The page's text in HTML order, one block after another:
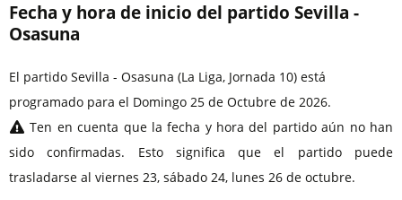
Fecha y hora de inicio del partido Sevilla -
Osasuna
El partido Sevilla - Osasuna (La Liga, Jornada 10) está
programado para el Domingo 25 de Octubre de 2026.
Ten en cuenta que la fecha y hora del partido aún no han
sido confirmadas. Esto significa que el partido puede
trasladarse al viernes 23, sábado 24, lunes 26 de octubre.